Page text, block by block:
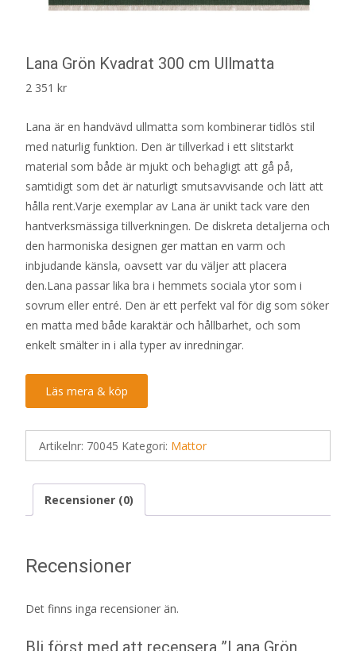
Lana Grön Kvadrat 300 cm Ullmatta
2 351 kr
Lana är en handvävd ullmatta som kombinerar tidlös stil
med naturlig funktion. Den är tillverkad i ett slitstarkt
material som både är mjukt och behagligt att gå på,
samtidigt som det är naturligt smutsavvisande och lätt att
hålla rent.Varje exemplar av Lana är unikt tack vare den
hantverksmässiga tillverkningen. De diskreta detaljerna och
den harmoniska designen ger mattan en varm och
inbjudande känsla, oavsett var du väljer att placera
den.Lana passar lika bra i hemmets sociala ytor som i
sovrum eller entré. Den är ett perfekt val för dig som söker
en matta med både karaktär och hållbarhet, och som
enkelt smälter in i alla typer av inredningar.
Läs mera & köp
Artikelnr: 70045 Kategori: Mattor
Recensioner (0)
Recensioner
Det finns inga recensioner än.
Bli först med att recensera ”Lana Grön